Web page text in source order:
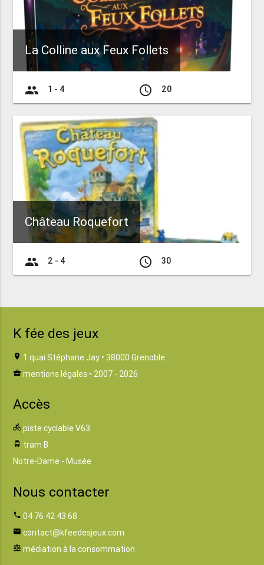
La Colline aux Feux Follets
group 1 - 4 access_time 20
Château Roquefort
group 2 - 4 access_time 30
K fée des jeux
location_on 1 quai Stéphane Jay • 38000 Grenoble
business_center mentions légales • 2007 - 2026
Accès
directions_bike piste cyclable V63
tram tram B
Notre-Dame - Musée
Nous contacter
phone 04 76 42 43 68
email contact@kfeedesjeux.com
balance médiation à la consommation